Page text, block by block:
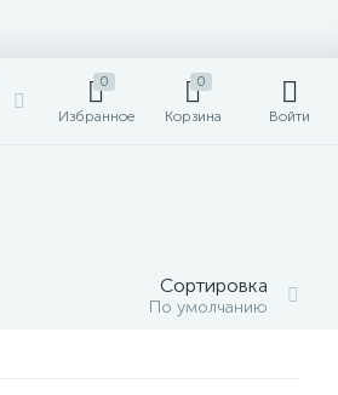
0
Избранное
0
Корзина Войти
Сортировка
По умолчанию